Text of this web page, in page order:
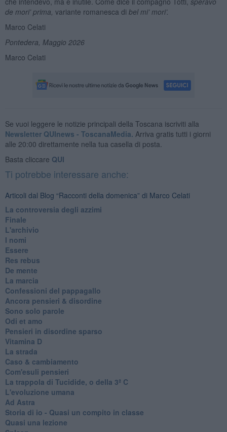
de mori’ prima, variante romanesca di bel mi’ mori’.
Marco Celati
Pontedera, Maggio 2026
Marco Celati
Se vuoi leggere le notizie principali della Toscana iscriviti alla
Newsletter QUInews - ToscanaMedia. Arriva gratis tutti i giorni
alle 20:00 direttamente nella tua casella di posta.
Basta cliccare QUI
Ti potrebbe interessare anche:
Articoli dal Blog “Racconti della domenica” di Marco Celati
La controversia degli azzimi
Finale
L'archivio
I nomi
Essere
Res rebus
De mente
La marcia
Confessioni del pappagallo
Ancora pensieri & disordine
Sono solo parole
Odi et amo
Pensieri in disordine sparso
Vitamina D
La strada
Caso & cambiamento
Com'esuli pensieri
La trappola di Tucidide, o della 3ª C
L'evoluzione umana
Ad Astra
Storia di io - Quasi un compito in classe
Quasi una lezione